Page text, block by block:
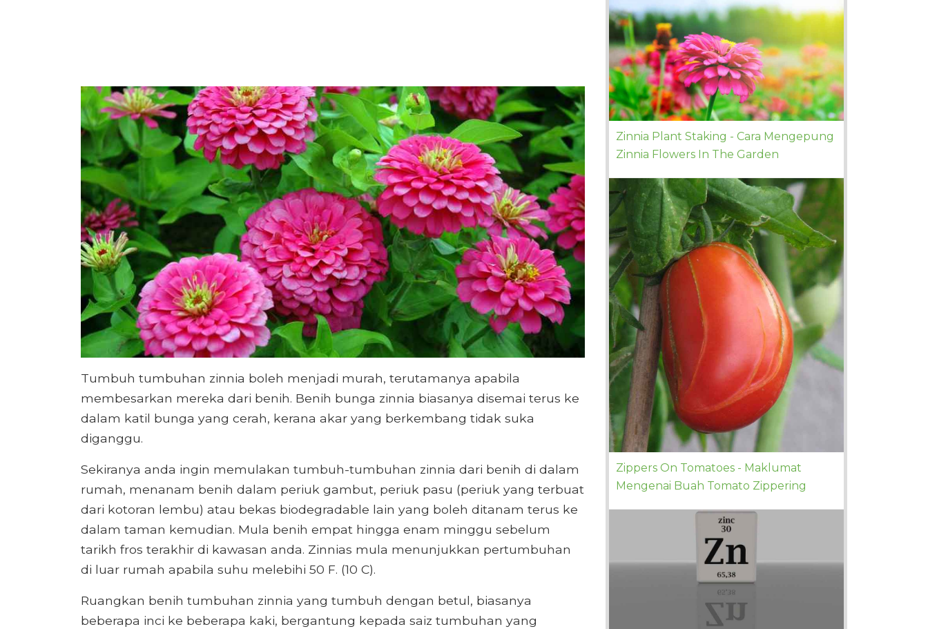
Tumbuh tumbuhan zinnia boleh menjadi murah, terutamanya apabila
membesarkan mereka dari benih. Benih bunga zinnia biasanya disemai terus ke
dalam katil bunga yang cerah, kerana akar yang berkembang tidak suka
diganggu.
Sekiranya anda ingin memulakan tumbuh-tumbuhan zinnia dari benih di dalam
rumah, menanam benih dalam periuk gambut, periuk pasu (periuk yang terbuat
dari kotoran lembu) atau bekas biodegradable lain yang boleh ditanam terus ke
dalam taman kemudian. Mula benih empat hingga enam minggu sebelum
tarikh fros terakhir di kawasan anda. Zinnias mula menunjukkan pertumbuhan
di luar rumah apabila suhu melebihi 50 F. (10 C).
Ruangkan benih tumbuhan zinnia yang tumbuh dengan betul, biasanya
beberapa inci ke beberapa kaki, bergantung kepada saiz tumbuhan yang
Zinnia Plant Staking - Cara Mengepung
Zinnia Flowers In The Garden
Zippers On Tomatoes - Maklumat
Mengenai Buah Tomato Zippering